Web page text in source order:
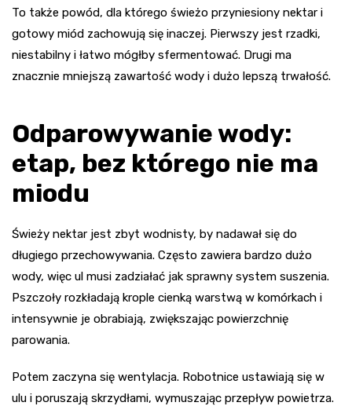
To także powód, dla którego świeżo przyniesiony nektar i
gotowy miód zachowują się inaczej. Pierwszy jest rzadki,
niestabilny i łatwo mógłby sfermentować. Drugi ma
znacznie mniejszą zawartość wody i dużo lepszą trwałość.
Odparowywanie wody:
etap, bez którego nie ma
miodu
Świeży nektar jest zbyt wodnisty, by nadawał się do
długiego przechowywania. Często zawiera bardzo dużo
wody, więc ul musi zadziałać jak sprawny system suszenia.
Pszczoły rozkładają krople cienką warstwą w komórkach i
intensywnie je obrabiają, zwiększając powierzchnię
parowania.
Potem zaczyna się wentylacja. Robotnice ustawiają się w
ulu i poruszają skrzydłami, wymuszając przepływ powietrza.